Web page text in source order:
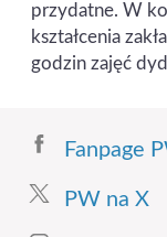
przydatne. W
kształcenia
godzin zajęć
Fanpage
PW na X